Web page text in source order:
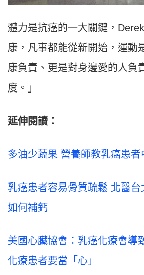
體力是抗癌的一大關鍵，
康，凡事都能從新開始，運動
康負責、更是對身邊愛的人負
度。」
延伸閱讀：
多油少蔬果 營養師教乳癌患者
乳癌患者容易骨質疏鬆 北醫
如何補鈣
美國心臟協會：乳癌化療會導
化療患者要當「心」